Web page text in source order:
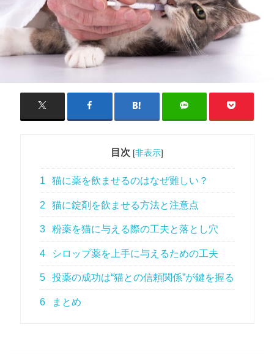
目次 [非表示]
1 猫に薬を飲ませるのはなぜ難しい？
2 猫に錠剤を飲ませる方法と注意点
3 粉薬を猫に与える際の工夫と落とし穴
4 シロップ薬を上手に与えるための工夫
5 投薬の成功は“猫との信頼関係”が鍵を握る
6 まとめ